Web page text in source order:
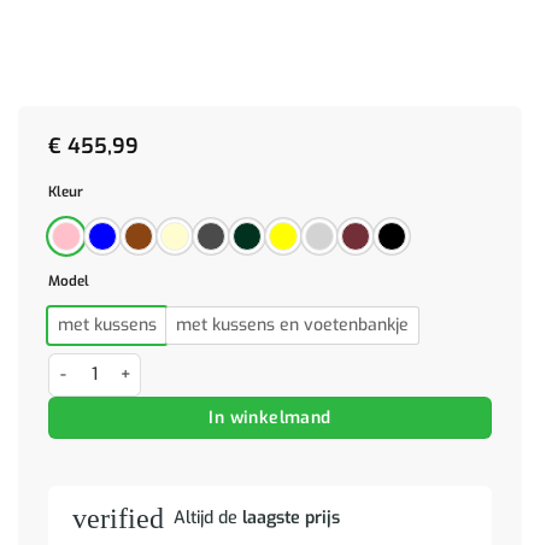
€ 455,99
Kleur
Model
met kussens met kussens en voetenbankje
4-delige Loungeset met kussens fluweel geel aantal
In winkelmand
verified Altijd de laagste prijs